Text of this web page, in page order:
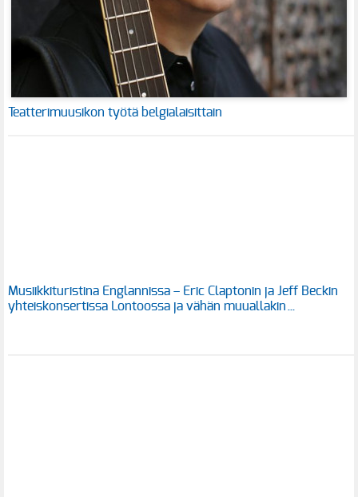
Teatterimuusikon työtä belgialaisittain
Musiikkituristina Englannissa – Eric Claptonin ja Jeff Beckin
yhteiskonsertissa Lontoossa ja vähän muuallakin…